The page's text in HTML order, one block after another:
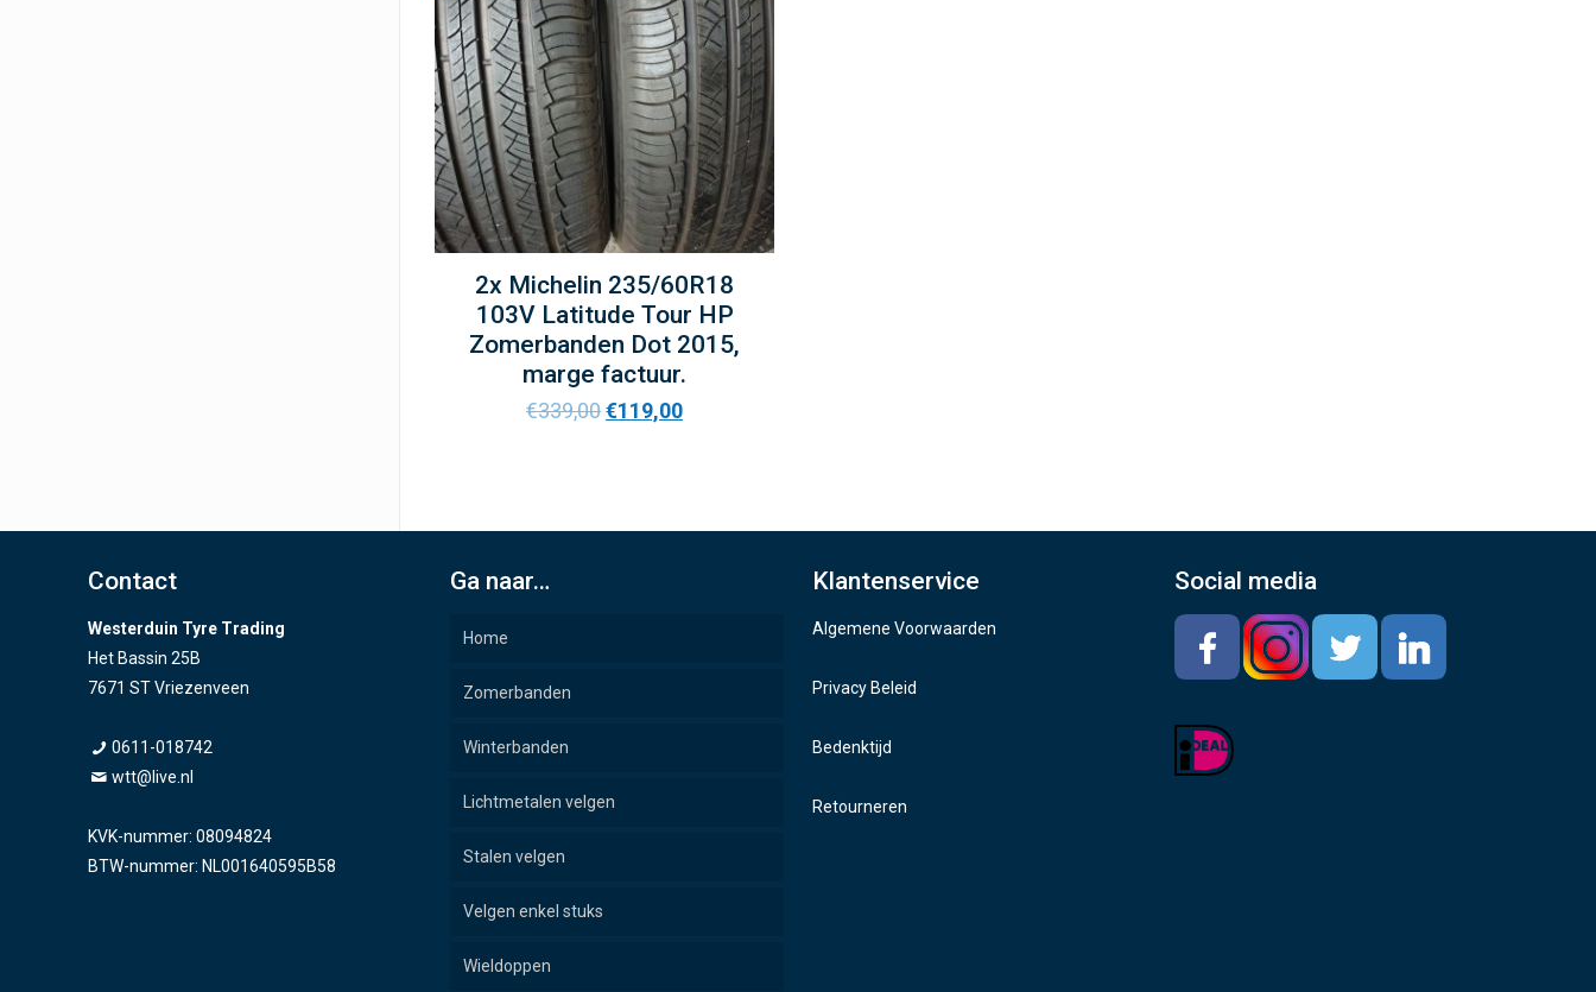
2x Michelin 235/60R18
103V Latitude Tour HP
Zomerbanden Dot 2015,
marge factuur.
€339,00€119,00
Contact
Westerduin Tyre Trading
Het Bassin 25B
7671 ST Vriezenveen
0611-018742
wtt@live.nl
KVK-nummer: 08094824
BTW-nummer: NL001640595B58
Ga naar…
Home
Zomerbanden
Winterbanden
Lichtmetalen velgen
Stalen velgen
Velgen enkel stuks
Wieldoppen
Klantenservice
Algemene Voorwaarden
Privacy Beleid
Bedenktijd
Retourneren
Social media